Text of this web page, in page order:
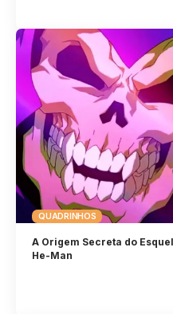
QUADRINHOS
A Origem Secreta do
He-Man